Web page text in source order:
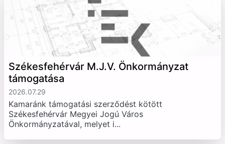
Székesfehérvár M.J.V. Önkormányzat
támogatása
2026.07.29
Kamaránk támogatási szerződést kötött
Székesfehérvár Megyei Jogú Város
Önkormányzatával, melyet i...